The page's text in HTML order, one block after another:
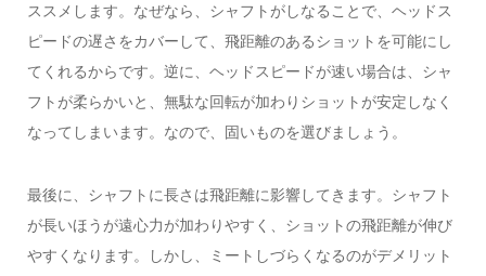
ススメします。なぜなら、シャフトがしなることで、ヘッドス
ピードの遅さをカバーして、飛距離のあるショットを可能にし
てくれるからです。逆に、ヘッドスピードが速い場合は、シャ
フトが柔らかいと、無駄な回転が加わりショットが安定しなく
なってしまいます。なので、固いものを選びましょう。
最後に、シャフトに長さは飛距離に影響してきます。シャフト
が長いほうが遠心力が加わりやすく、ショットの飛距離が伸び
やすくなります。しかし、ミートしづらくなるのがデメリット